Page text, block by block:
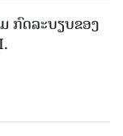
ກົດລະບຽບຂອງ